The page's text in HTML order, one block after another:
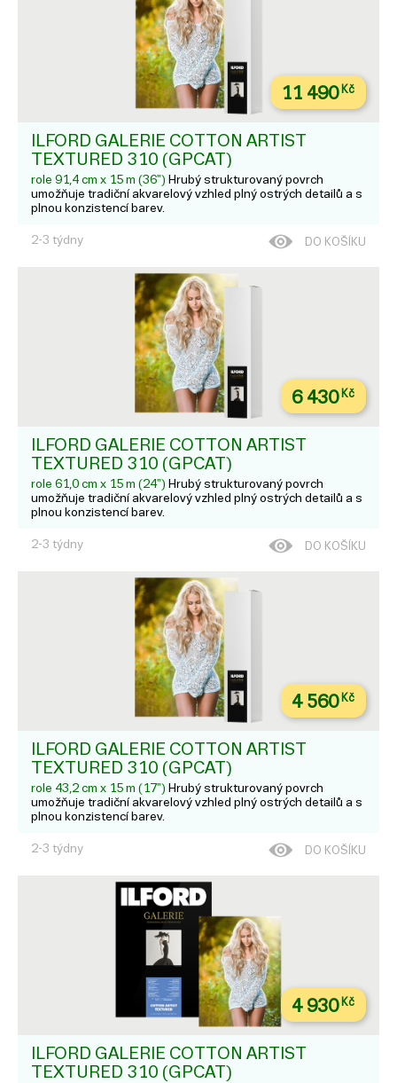
11 490Kč
ILFORD GALERIE COTTON ARTIST
TEXTURED 310 (GPCAT)
role 91,4 cm x 15 m (36") Hrubý strukturovaný povrch
umožňuje tradiční akvarelový vzhled plný ostrých detailů a s
plnou konzistencí barev.
2-3 týdny DO KOŠÍKU
6 430Kč
ILFORD GALERIE COTTON ARTIST
TEXTURED 310 (GPCAT)
role 61,0 cm x 15 m (24") Hrubý strukturovaný povrch
umožňuje tradiční akvarelový vzhled plný ostrých detailů a s
plnou konzistencí barev.
2-3 týdny DO KOŠÍKU
4 560Kč
ILFORD GALERIE COTTON ARTIST
TEXTURED 310 (GPCAT)
role 43,2 cm x 15 m (17") Hrubý strukturovaný povrch
umožňuje tradiční akvarelový vzhled plný ostrých detailů a s
plnou konzistencí barev.
2-3 týdny DO KOŠÍKU
4 930Kč
ILFORD GALERIE COTTON ARTIST
TEXTURED 310 (GPCAT)